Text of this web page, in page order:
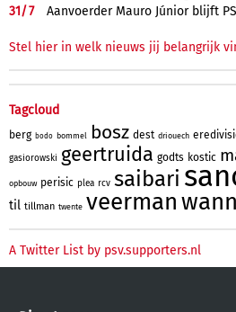
31/7 Aanvoerder Mauro Júnior blijft
Stel hier in welk nieuws jij belangrijk
Tagcloud
berg bodo bommel bosz dest driouech
gasiorowski geertruida godts kostic
opbouw perisic plea rcv saibari
til tillman twente veerman
A Twitter List by psv.supporters.nl